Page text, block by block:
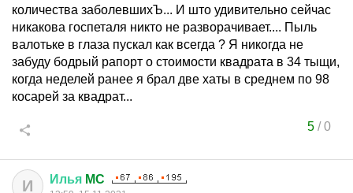
количества заболевшихЪ... И што удивительно сейчас
никакова госпеталя никто не разворачивает.... Пыль
валотьке в глаза пускал как всегда ? Я никогда не
забуду бодрый рапорт о стоимости квадрата в 34 тыщи,
когда неделей ранее я брал две хаты в среднем по 98
косарей за квадрат...
5/0
И Илья MC